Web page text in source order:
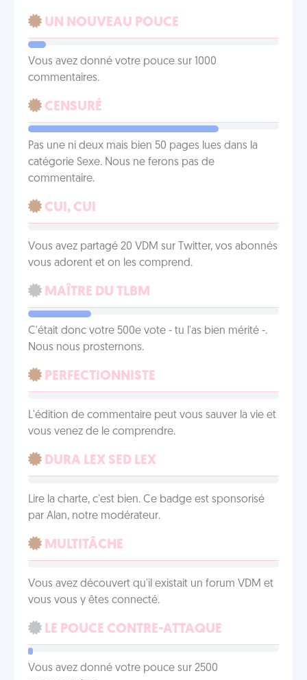
UN NOUVEAU POUCE
Vous avez donné votre pouce sur 1000
commentaires.
CENSURÉ
Pas une ni deux mais bien 50 pages lues dans la
catégorie Sexe. Nous ne ferons pas de
commentaire.
CUI, CUI
Vous avez partagé 20 VDM sur Twitter, vos abonnés
vous adorent et on les comprend.
MAÎTRE DU TLBM
C'était donc votre 500e vote - tu l'as bien mérité -.
Nous nous prosternons.
PERFECTIONNISTE
L'édition de commentaire peut vous sauver la vie et
vous venez de le comprendre.
DURA LEX SED LEX
Lire la charte, c'est bien. Ce badge est sponsorisé
par Alan, notre modérateur.
MULTITÂCHE
Vous avez découvert qu'il existait un forum VDM et
vous vous y êtes connecté.
LE POUCE CONTRE-ATTAQUE
Vous avez donné votre pouce sur 2500